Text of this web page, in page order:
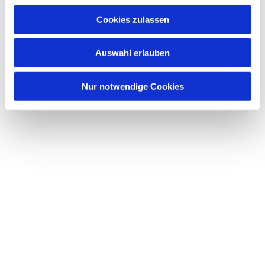
Cookies zulassen
Auswahl erlauben
Nur notwendige Cookies